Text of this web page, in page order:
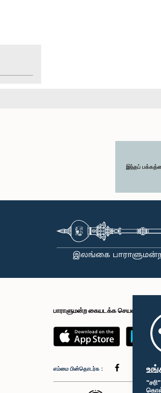
இந்தப்
பாராளுமன்ற கையடக்க செயலி
எம்மை பின்தொடர்க :